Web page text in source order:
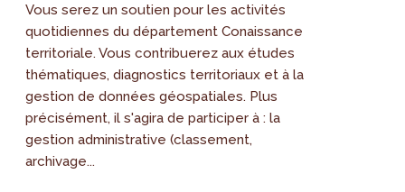
Vous serez un soutien pour les activités
quotidiennes du département Conaissance
territoriale. Vous contribuerez aux études
thématiques, diagnostics territoriaux et à la
gestion de données géospatiales. Plus
précisément, il s'agira de participer à : la
gestion administrative (classement,
archivage...